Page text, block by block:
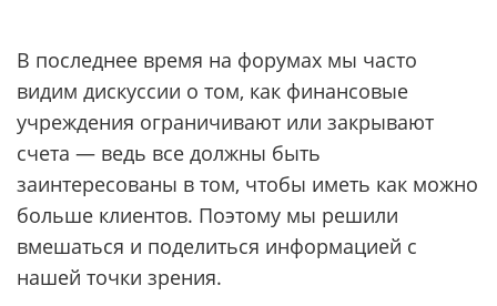
В последнее время на форумах мы часто
видим дискуссии о том, как финансовые
учреждения ограничивают или закрывают
счета — ведь все должны быть
заинтересованы в том, чтобы иметь как можно
больше клиентов. Поэтому мы решили
вмешаться и поделиться информацией с
нашей точки зрения.